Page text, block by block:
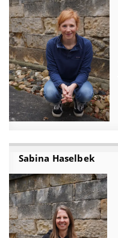
Sabina Haselbek